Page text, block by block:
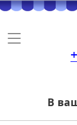
Toggle
В